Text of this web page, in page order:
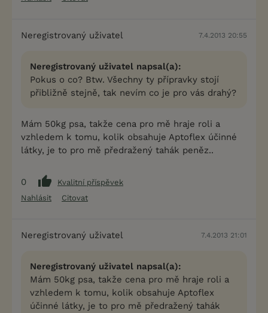
Neregistrovaný uživatel 7.4.2013 20:55
Neregistrovaný uživatel napsal(a):
Pokus o co? Btw. Všechny ty přípravky stojí
přibližně stejně, tak nevím co je pro vás drahý?
Mám 50kg psa, takže cena pro mě hraje roli a
vzhledem k tomu, kolik obsahuje Aptoflex účinné
látky, je to pro mě předražený tahák peněz..
0
Kvalitní příspěvek
Nahlásit
Citovat
Neregistrovaný uživatel 7.4.2013 21:01
Neregistrovaný uživatel napsal(a):
Mám 50kg psa, takže cena pro mě hraje roli a
vzhledem k tomu, kolik obsahuje Aptoflex
účinné látky, je to pro mě předražený tahák